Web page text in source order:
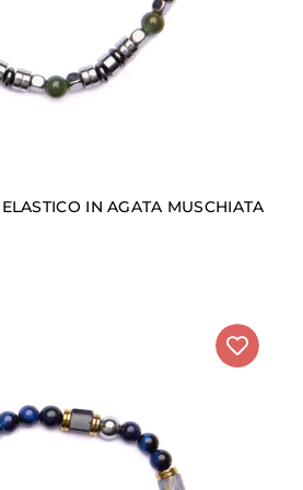
gioiello. In alcuni modelli sono
, pensate per garantire
una vestibilità sicura, senza
approccio artigianale
qualità costante e una
stile e cromatismi, così da
creare abbinamenti armoniosi.
colori e modelli consente di
o in combinazione con
ONLINE
IN AGATA MUSCHIATA